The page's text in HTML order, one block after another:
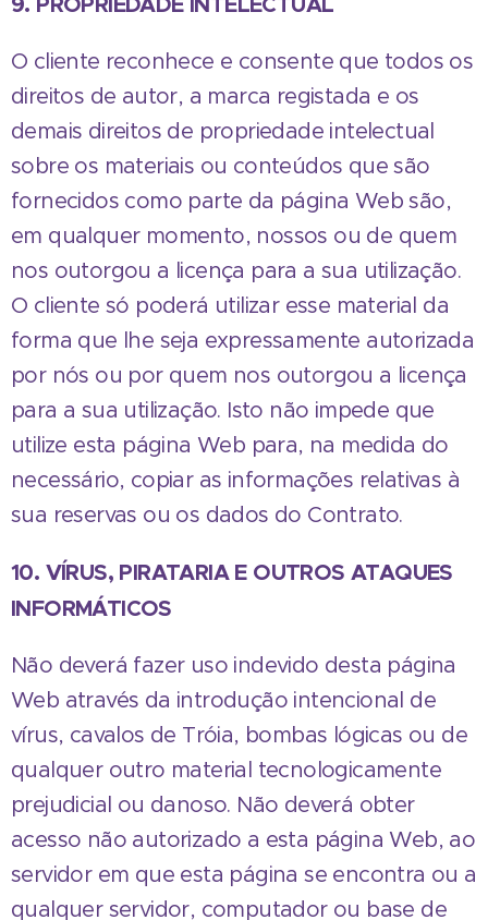
O cliente reconhece e consente que todos os
direitos de autor, a marca registada e os
demais direitos de propriedade intelectual
sobre os materiais ou conteúdos que são
fornecidos como parte da página Web são,
em qualquer momento, nossos ou de quem
nos outorgou a licença para a sua utilização.
O cliente só poderá utilizar esse material da
forma que lhe seja expressamente autorizada
por nós ou por quem nos outorgou a licença
para a sua utilização. Isto não impede que
utilize esta página Web para, na medida do
necessário, copiar as informações relativas à
sua reservas ou os dados do Contrato.
10. VÍRUS, PIRATARIA E OUTROS ATAQUES
INFORMÁTICOS
Não deverá fazer uso indevido desta página
Web através da introdução intencional de
vírus, cavalos de Tróia, bombas lógicas ou de
qualquer outro material tecnologicamente
prejudicial ou danoso. Não deverá obter
acesso não autorizado a esta página Web, ao
servidor em que esta página se encontra ou a
qualquer servidor, computador ou base de